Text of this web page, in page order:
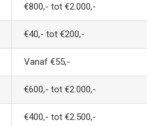
€800,- tot €2.000,-
€40,- tot €200,-
Vanaf €55,-
€600,- tot €2.000,-
€400,- tot €2.500,-